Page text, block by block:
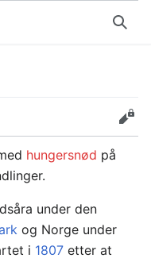
Søk
Rediger
hungersnød på
under den
og Norge under
i 1807 etter at